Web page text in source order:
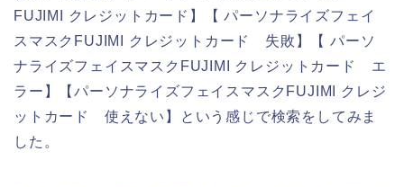
FUJIMI クレジットカード】【 パーソナライズフェイ
スマスクFUJIMI クレジットカード 失敗】【 パーソ
ナライズフェイスマスクFUJIMI クレジットカード エ
ラー】【パーソナライズフェイスマスクFUJIMI クレジ
ットカード 使えない】という感じで検索をしてみま
した。